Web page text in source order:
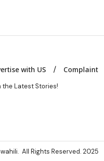
with US Complaint
the Latest Stories!
All Rights Reserved. 2025